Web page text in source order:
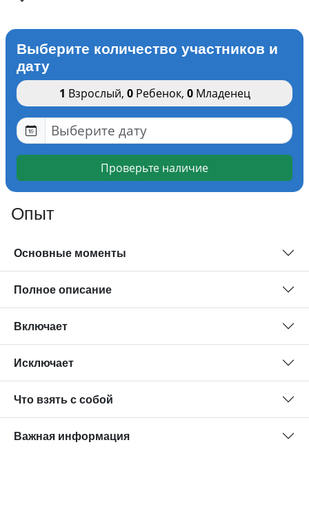
Выберите количество участников и
дату
1 Взрослый, 0Ребенок, 0Младенец
Проверьте наличие
Опыт
Основные моменты
Полное описание
Включает
Исключает
Что взять с собой
Важная информация